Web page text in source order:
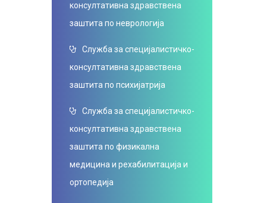
консултативна здравствена
заштита по неврологија
Служба за специјалистичко-
консултативна здравствена
заштита по психијатрија
Служба за специјалистичко-
консултативна здравствена
заштита по физикална
медицина и рехабилитација и
ортопедија